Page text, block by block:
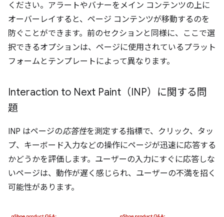
ください。アラートやバナーをメイン コンテンツの上に
オーバーレイすると、ページ コンテンツが移動するのを
防ぐことができます。前のセクションと同様に、ここで選
択できるオプションは、ページに使用されているプラット
フォームとテンプレートによって異なります。
Interaction to Next Paint（INP）に関する問
題
INP はページの応答性を測定する指標で、クリック、タッ
プ、キーボード入力などの操作にページが迅速に応答する
かどうかを評価します。ユーザーの入力にすぐに応答しな
いページは、動作が遅く感じられ、ユーザーの不満を招く
可能性があります。